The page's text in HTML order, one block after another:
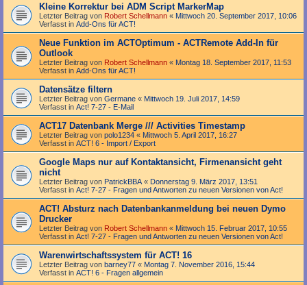
Kleine Korrektur bei ADM Script MarkerMap
Letzter Beitrag von Robert Schellmann « Mittwoch 20. September 2017, 10:06
Verfasst in Add-Ons für ACT!
Neue Funktion im ACTOptimum - ACTRemote Add-In für
Outlook
Letzter Beitrag von Robert Schellmann « Montag 18. September 2017, 11:53
Verfasst in Add-Ons für ACT!
Datensätze filtern
Letzter Beitrag von Germane « Mittwoch 19. Juli 2017, 14:59
Verfasst in Act! 7-27 - E-Mail
ACT17 Datenbank Merge /// Activities Timestamp
Letzter Beitrag von polo1234 « Mittwoch 5. April 2017, 16:27
Verfasst in ACT! 6 - Import / Export
Google Maps nur auf Kontaktansicht, Firmenansicht geht
nicht
Letzter Beitrag von PatrickBBA « Donnerstag 9. März 2017, 13:51
Verfasst in Act! 7-27 - Fragen und Antworten zu neuen Versionen von Act!
ACT! Absturz nach Datenbankanmeldung bei neuen Dymo
Drucker
Letzter Beitrag von Robert Schellmann « Mittwoch 15. Februar 2017, 10:55
Verfasst in Act! 7-27 - Fragen und Antworten zu neuen Versionen von Act!
Warenwirtschaftssystem für ACT! 16
Letzter Beitrag von barney77 « Montag 7. November 2016, 15:44
Verfasst in ACT! 6 - Fragen allgemein